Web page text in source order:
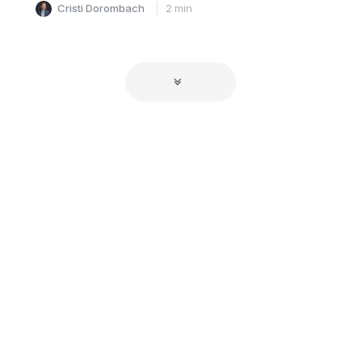
Cristi Dorombach 2 min